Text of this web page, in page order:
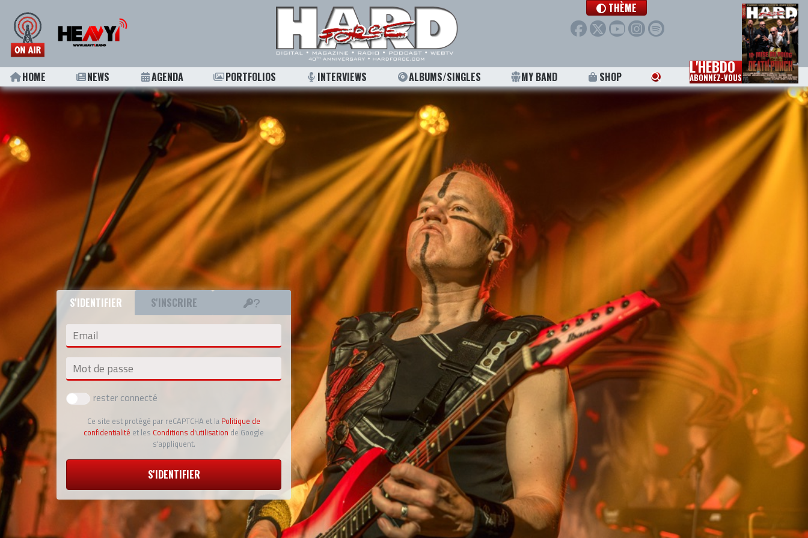
THÈME
HOME NEWS AGENDA PORTFOLIOS INTERVIEWS ALBUMS/SINGLES MY BAND SHOP L'HEBDO
ABONNEZ-VOUS
S'IDENTIFIER S'INSCRIRE
Email
Mot de passe
rester connecté
Ce site est protégé par reCAPTCHA et la Politique de
confidentialité et les Conditions d'utilisation de Google
s'appliquent.
S'IDENTIFIER